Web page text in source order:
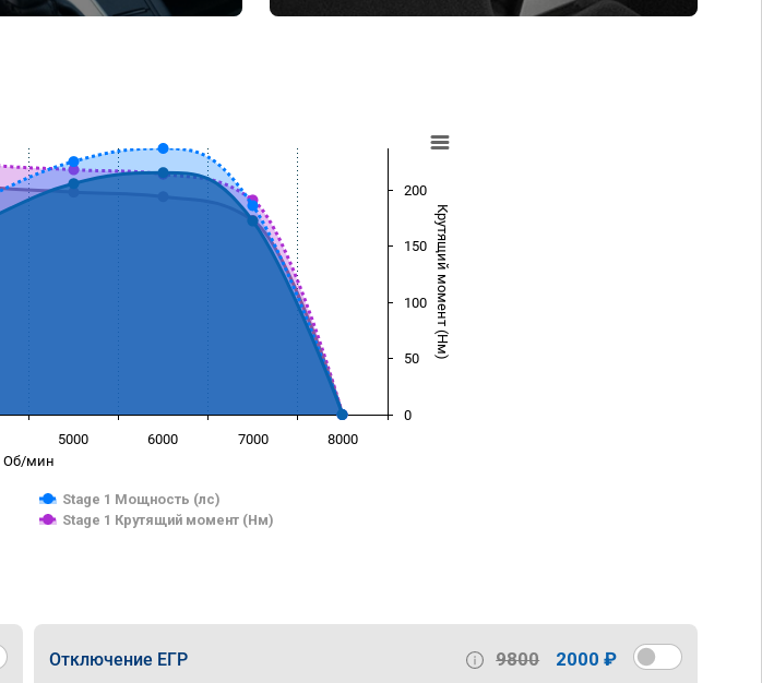
Об/мин
Крутящий момент (Нм)
Stage 1 Мощность (лс)
Stage 1 Крутящий момент (Нм)
5000 6000 7000 8000
0
50
100
150
200
Отключение ЕГР 9800 2000 ₽